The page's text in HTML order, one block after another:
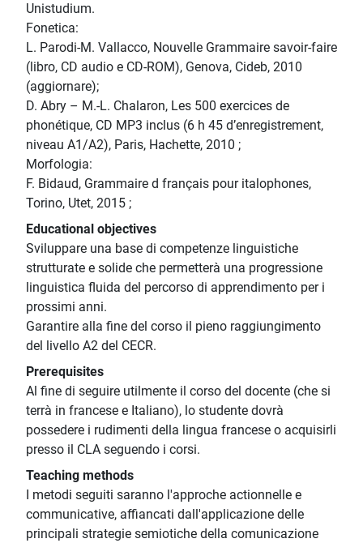
Unistudium.
Fonetica:
L. Parodi-M. Vallacco, Nouvelle Grammaire savoir-faire
(libro, CD audio e CD-ROM), Genova, Cideb, 2010
(aggiornare);
D. Abry – M.-L. Chalaron, Les 500 exercices de
phonétique, CD MP3 inclus (6 h 45 d’enregistrement,
niveau A1/A2), Paris, Hachette, 2010 ;
Morfologia:
F. Bidaud, Grammaire d français pour italophones,
Torino, Utet, 2015 ;
Educational objectives
Sviluppare una base di competenze linguistiche
strutturate e solide che permetterà una progressione
linguistica fluida del percorso di apprendimento per i
prossimi anni.
Garantire alla fine del corso il pieno raggiungimento
del livello A2 del CECR.
Prerequisites
Al fine di seguire utilmente il corso del docente (che si
terrà in francese e Italiano), lo studente dovrà
possedere i rudimenti della lingua francese o acquisirli
presso il CLA seguendo i corsi.
Teaching methods
I metodi seguiti saranno l'approche actionnelle e
communicative, affiancati dall'applicazione delle
principali strategie semiotiche della comunicazione